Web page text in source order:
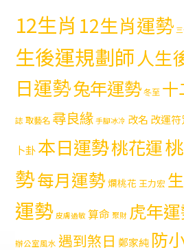
12生肖 12生肖運勢
生後運規劃師人生
日運勢兔年運勢冬至 十
誌 取藝名 尋良緣 手腳冰冷 改名 改運符
卜卦本日運勢桃花運
勢每月運勢 爛桃花 王力宏
運勢 皮膚過敏 算命 聚財 虎年
辦公室風水 遇到煞日 鄭家純 防